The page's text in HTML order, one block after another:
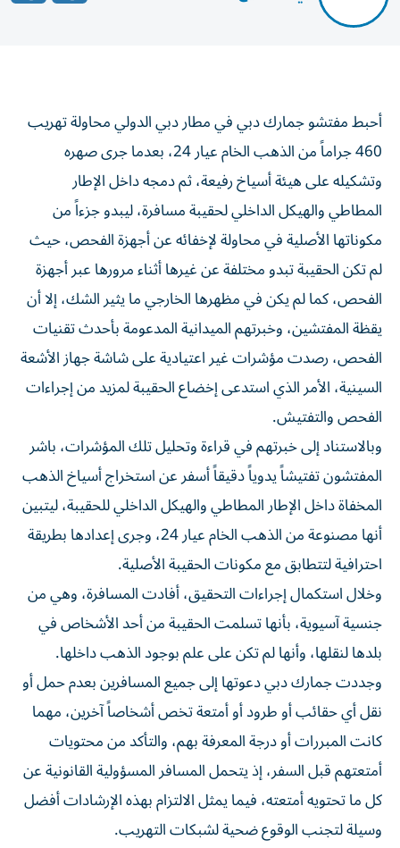
أحبط مفتشو جمارك دبي في مطار دبي الدولي محاولة تهريب
460 جراماً من الذهب الخام عيار 24، بعدما جرى صهره
وتشكيله على هيئة أسياخ رفيعة، ثم دمجه داخل الإطار
المطاطي والهيكل الداخلي لحقيبة مسافرة، ليبدو جزءاً من
مكوناتها الأصلية في محاولة لإخفائه عن أجهزة الفحص، حيث
لم تكن الحقيبة تبدو مختلفة عن غيرها أثناء مرورها عبر أجهزة
الفحص، كما لم يكن في مظهرها الخارجي ما يثير الشك، إلا أن
يقظة المفتشين، وخبرتهم الميدانية المدعومة بأحدث تقنيات
الفحص، رصدت مؤشرات غير اعتيادية على شاشة جهاز الأشعة
السينية، الأمر الذي استدعى إخضاع الحقيبة لمزيد من إجراءات
الفحص والتفتيش.
وبالاستناد إلى خبرتهم في قراءة وتحليل تلك المؤشرات، باشر
المفتشون تفتيشاً يدوياً دقيقاً أسفر عن استخراج أسياخ الذهب
المخفاة داخل الإطار المطاطي والهيكل الداخلي للحقيبة، ليتبين
أنها مصنوعة من الذهب الخام عيار 24، وجرى إعدادها بطريقة
احترافية لتتطابق مع مكونات الحقيبة الأصلية.
وخلال استكمال إجراءات التحقيق، أفادت المسافرة، وهي من
جنسية آسيوية، بأنها تسلمت الحقيبة من أحد الأشخاص في
بلدها لنقلها، وأنها لم تكن على علم بوجود الذهب داخلها.
وجددت جمارك دبي دعوتها إلى جميع المسافرين بعدم حمل أو
نقل أي حقائب أو طرود أو أمتعة تخص أشخاصاً آخرين، مهما
كانت المبررات أو درجة المعرفة بهم، والتأكد من محتويات
أمتعتهم قبل السفر، إذ يتحمل المسافر المسؤولية القانونية عن
كل ما تحتويه أمتعته، فيما يمثل الالتزام بهذه الإرشادات أفضل
وسيلة لتجنب الوقوع ضحية لشبكات التهريب.